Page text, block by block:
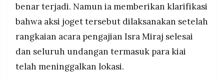
benar terjadi. Namun ia memberikan klarifikasi
bahwa aksi joget tersebut dilaksanakan setelah
rangkaian acara pengajian Isra Miraj selesai
dan seluruh undangan termasuk para kiai
telah meninggalkan lokasi.